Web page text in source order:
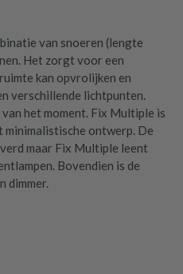
van snoeren (lengte
Het zorgt voor een
kan opvrolijken en
verschillende lichtpunten.
het moment. Fix Multiple is
minimalistische ontwerp. De
maar Fix Multiple leent
Bovendien is de
dimmer.